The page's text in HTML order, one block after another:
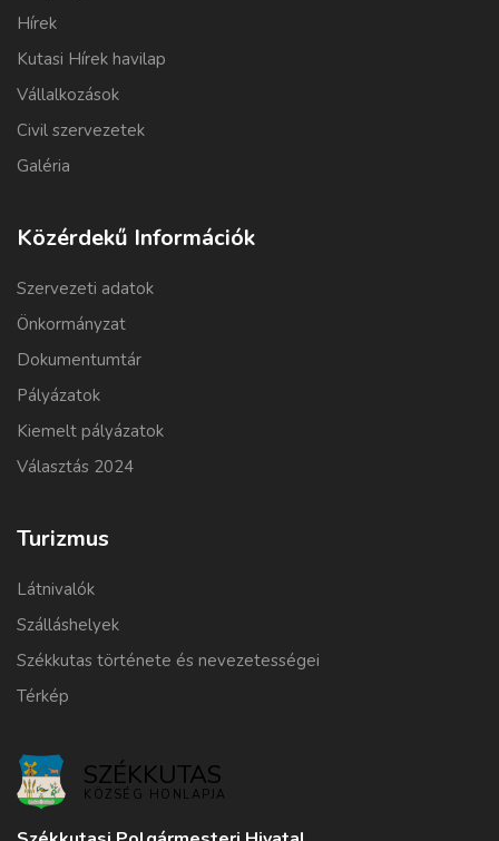
Hírek
Kutasi Hírek havilap
Vállalkozások
Civil szervezetek
Galéria
Közérdekű Információk
Szervezeti adatok
Önkormányzat
Dokumentumtár
Pályázatok
Kiemelt pályázatok
Választás 2024
Turizmus
Látnivalók
Szálláshelyek
Székkutas története és nevezetességei
Térkép
SZÉKKUTAS
KÖZSÉG HONLAPJA